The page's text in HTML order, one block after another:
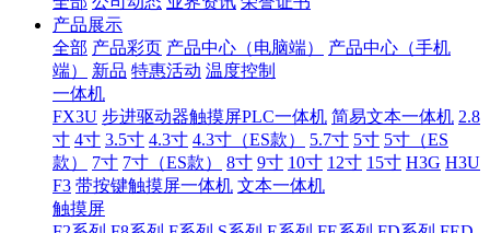
产品展示
全部 产品彩页 产品中心（电脑端）
产品中心（手机
端）
新品 特惠活动 温度控制
一体机
FX3U 步进驱动器触摸屏PLC一体机 简易文本一体机 2.8
寸 4寸 3.5寸 4.3寸 4.3寸（ES款） 5.7寸 5寸 5寸（ES
款）
7寸 7寸（ES款） 8寸 9寸 10寸 12寸 15寸 H3G H3U
F3 带按键触摸屏一体机 文本一体机
触摸屏